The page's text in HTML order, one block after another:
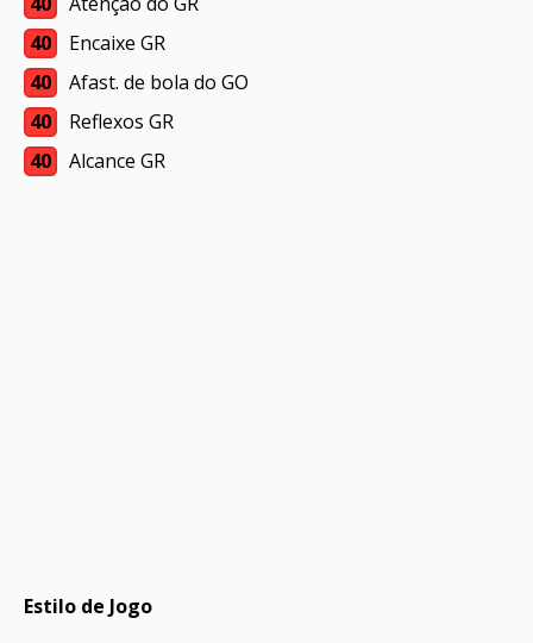
40
Encaixe GR
40
Afast. de bola do GO
40
Reflexos GR
40
Alcance GR
Estilo de Jogo